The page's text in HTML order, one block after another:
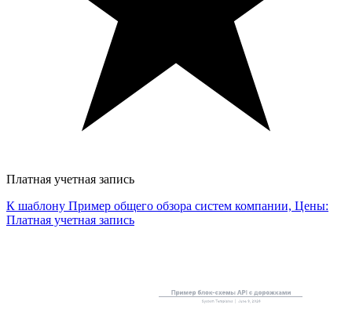
Платная учетная запись
К шаблону Пример общего обзора систем компании, Цены:
Платная учетная запись